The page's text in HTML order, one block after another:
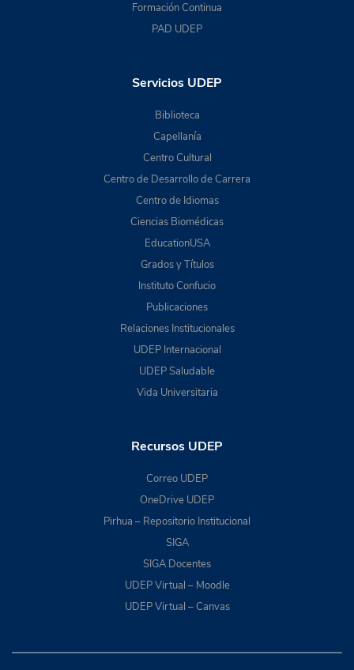
Formación Continua
PAD UDEP
Servicios UDEP
Biblioteca
Capellanía
Centro Cultural
Centro de Desarrollo de Carrera
Centro de Idiomas
Ciencias Biomédicas
EducationUSA
Grados y Títulos
Instituto Confucio
Publicaciones
Relaciones Institucionales
UDEP Internacional
UDEP Saludable
Vida Universitaria
Recursos UDEP
Correo UDEP
OneDrive UDEP
Pirhua – Repositorio Institucional
SIGA
SIGA Docentes
UDEP Virtual – Moodle
UDEP Virtual – Canvas